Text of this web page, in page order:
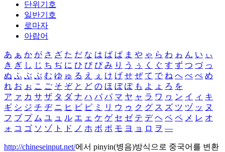
단위기호
일반기호
로마자
아랍어
あ ぁ か が さ ざ た だ な は ば ぱ ま や ゃ ら わ ゎ ん い ぃ
き ぎ し じ ち ぢ に ひ び ぴ み り う ぅ く ぐ す ず つ づ っ
ぬ ふ ぶ ぷ む ゆ ゅ る え ぇ け げ せ ぜ て で ね へ べ ぺ め
れ お ぉ こ ご そ ぞ と ど の ほ ぼ ぽ も よ ょ ろ を
ア ァ カ サ ザ タ ダ ナ ハ バ パ マ ヤ ャ ラ ワ ヮ ン イ ィ キ
ギ シ ジ チ ヂ ニ ヒ ビ ピ ミ リ ウ ゥ ク グ ス ズ ツ ヅ ッ ヌ
フ ブ プ ム ユ ュ ル エ ェ ケ ゲ セ ゼ テ デ ヘ ベ ペ メ レ オ
ォ コ ゴ ソ ゾ ト ド ノ ホ ボ ポ モ ヨ ョ ロ ヲ ―
http://chineseinput.net/에서 pinyin(병음)방식으로 중국어를 변환